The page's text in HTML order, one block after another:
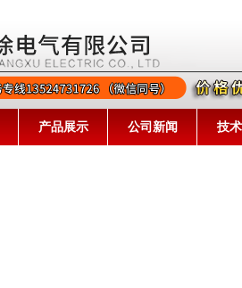
产品展示 公司新闻 技